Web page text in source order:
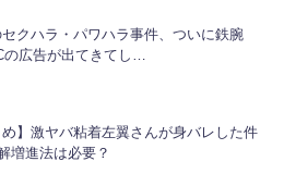
クハラ・パワハラ事件、ついに鉄腕
の広告が出てきてし…
め】激ヤバ粘着左翼さんが身バレした件
増進法は必要？